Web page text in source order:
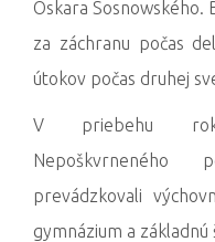
Oskara Sosnowského.
za záchranu počas
útokov počas druhej
V priebehu
Nepoškvrneného
prevádzkovali
gymnázium a základnú